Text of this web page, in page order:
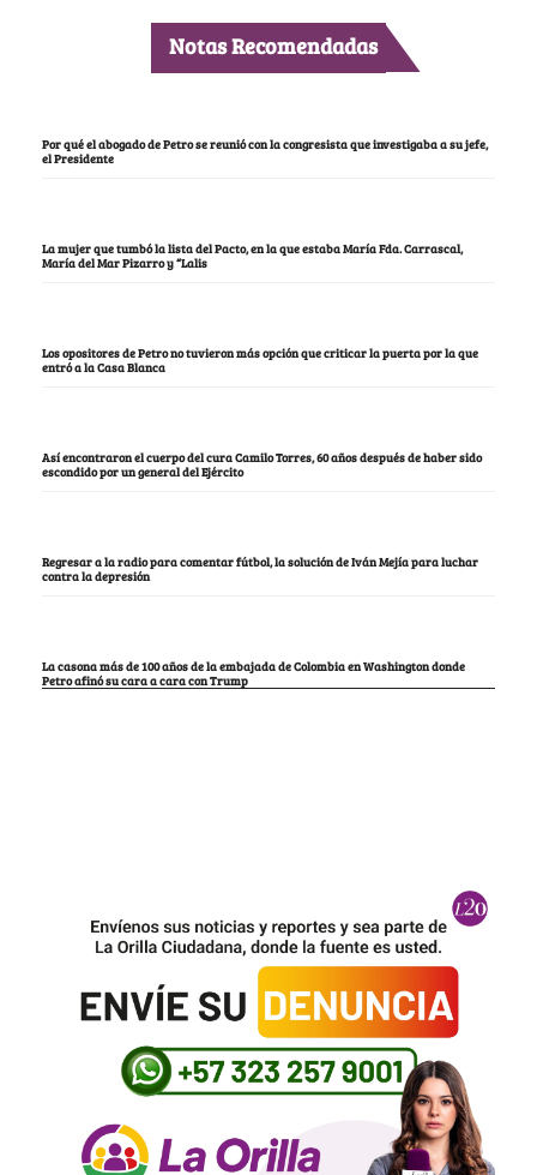
Notas Recomendadas
Por qué el abogado de Petro se reunió con la congresista que investigaba a su jefe,
el Presidente
La mujer que tumbó la lista del Pacto, en la que estaba María Fda. Carrascal,
María del Mar Pizarro y “Lalis
Los opositores de Petro no tuvieron más opción que criticar la puerta por la que
entró a la Casa Blanca
Así encontraron el cuerpo del cura Camilo Torres, 60 años después de haber sido
escondido por un general del Ejército
Regresar a la radio para comentar fútbol, la solución de Iván Mejía para luchar
contra la depresión
La casona más de 100 años de la embajada de Colombia en Washington donde
Petro afinó su cara a cara con Trump